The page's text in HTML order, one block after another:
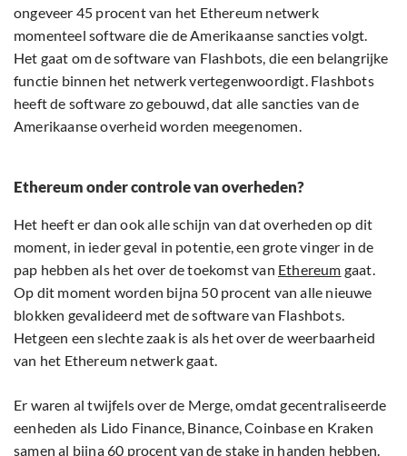
ongeveer 45 procent van het Ethereum netwerk
momenteel software die de Amerikaanse sancties volgt.
Het gaat om de software van Flashbots, die een belangrijke
functie binnen het netwerk vertegenwoordigt. Flashbots
heeft de software zo gebouwd, dat alle sancties van de
Amerikaanse overheid worden meegenomen.
Ethereum onder controle van overheden?
Het heeft er dan ook alle schijn van dat overheden op dit
moment, in ieder geval in potentie, een grote vinger in de
pap hebben als het over de toekomst van Ethereum gaat.
Op dit moment worden bijna 50 procent van alle nieuwe
blokken gevalideerd met de software van Flashbots.
Hetgeen een slechte zaak is als het over de weerbaarheid
van het Ethereum netwerk gaat.
Er waren al twijfels over de Merge, omdat gecentraliseerde
eenheden als Lido Finance, Binance, Coinbase en Kraken
samen al bijna 60 procent van de stake in handen hebben.